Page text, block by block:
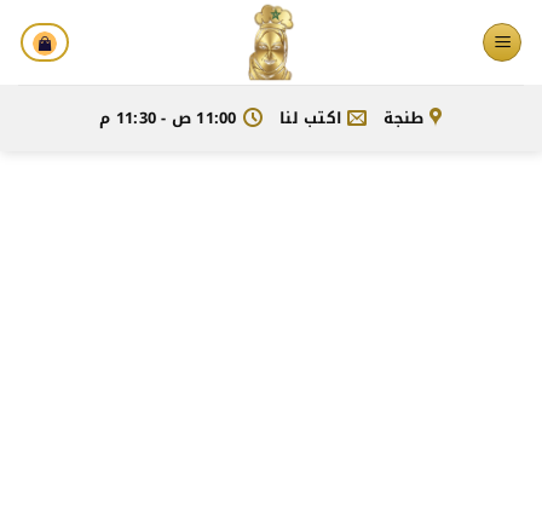
تخطي
للمحتوى
طنجة اكتب لنا 11:00 ص - 11:30 م